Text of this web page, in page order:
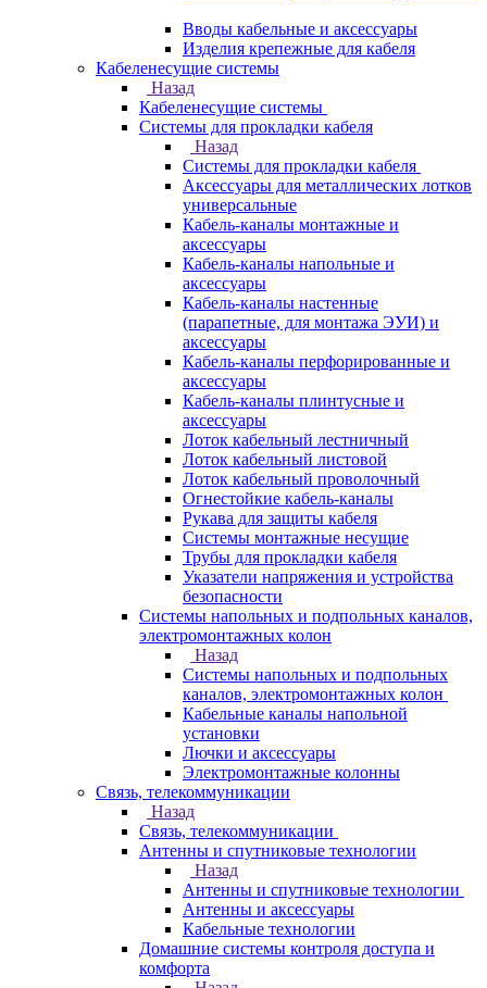
Вводы кабельные и аксессуары
Изделия крепежные для кабеля
Кабеленесущие системы
Назад
Кабеленесущие системы
Системы для прокладки кабеля
Назад
Системы для прокладки кабеля
Аксессуары для металлических лотков
универсальные
Кабель-каналы монтажные и
аксессуары
Кабель-каналы напольные и
аксессуары
Кабель-каналы настенные
(парапетные, для монтажа ЭУИ) и
аксессуары
Кабель-каналы перфорированные и
аксессуары
Кабель-каналы плинтусные и
аксессуары
Лоток кабельный лестничный
Лоток кабельный листовой
Лоток кабельный проволочный
Огнестойкие кабель-каналы
Рукава для защиты кабеля
Системы монтажные несущие
Трубы для прокладки кабеля
Указатели напряжения и устройства
безопасности
Системы напольных и подпольных каналов,
электромонтажных колон
Назад
Системы напольных и подпольных
каналов, электромонтажных колон
Кабельные каналы напольной
установки
Лючки и аксессуары
Электромонтажные колонны
Связь, телекоммуникации
Назад
Связь, телекоммуникации
Антенны и спутниковые технологии
Назад
Антенны и спутниковые технологии
Антенны и аксессуары
Кабельные технологии
Домашние системы контроля доступа и
комфорта